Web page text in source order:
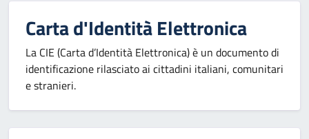
Carta d'Identità Elettronica
La CIE (Carta d’Identità Elettronica) è un documento di
identificazione rilasciato ai cittadini italiani, comunitari
e stranieri.